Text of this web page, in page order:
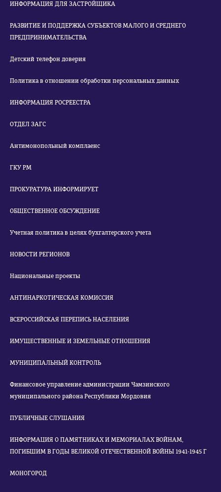
ИНФОРМАЦИЯ ДЛЯ ЗАСТРОЙЩИКА
РАЗВИТИЕ И ПОДДЕРЖКА СУБЪЕКТОВ МАЛОГО И СРЕДНЕГО
ПРЕДПРИНИМАТЕЛЬСТВА
Детский телефон доверия
Политика в отношении обработки персональных данных
ИНФОРМАЦИЯ РОСРЕЕСТРА
ОТДЕЛ ЗАГС
Антимонопольный комплаенс
ГКУ РМ
ПРОКУРАТУРА ИНФОРМИРУЕТ
ОБЩЕСТВЕННОЕ ОБСУЖДЕНИЕ
Учетная политика в целях бухгалтерского учета
НОВОСТИ РЕГИОНОВ
Национальные проекты
АНТИНАРКОТИЧЕСКАЯ КОМИССИЯ
ВСЕРОССИЙСКАЯ ПЕРЕПИСЬ НАСЕЛЕНИЯ
ИМУЩЕСТВЕННЫЕ И ЗЕМЕЛЬНЫЕ ОТНОШЕНИЯ
МУНИЦИПАЛЬНЫЙ КОНТРОЛЬ
Финансовое управление администрации Чамзинского
муниципального района Республики Мордовия
ПУБЛИЧНЫЕ СЛУШАНИЯ
ИНФОРМАЦИЯ О ПАМЯТНИКАХ И МЕМОРИАЛАХ ВОЙНАМ,
ПОГИБШИМ В ГОДЫ ВЕЛИКОЙ ОТЕЧЕСТВЕННОЙ ВОЙНЫ 1941-1945 Г
МОНОГОРОД